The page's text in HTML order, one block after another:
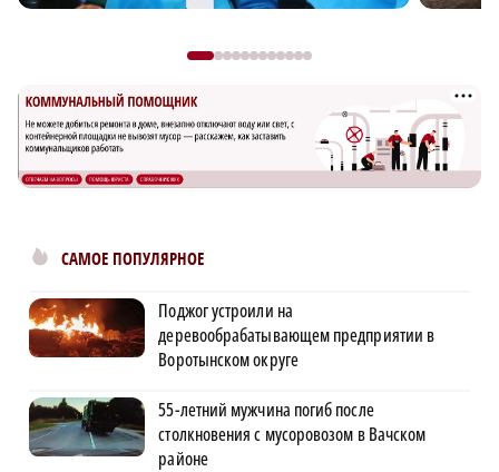
САМОЕ ПОПУЛЯРНОЕ
Поджог устроили на
деревообрабатывающем предприятии в
Воротынском округе
55-летний мужчина погиб после
столкновения с мусоровозом в Вачском
районе